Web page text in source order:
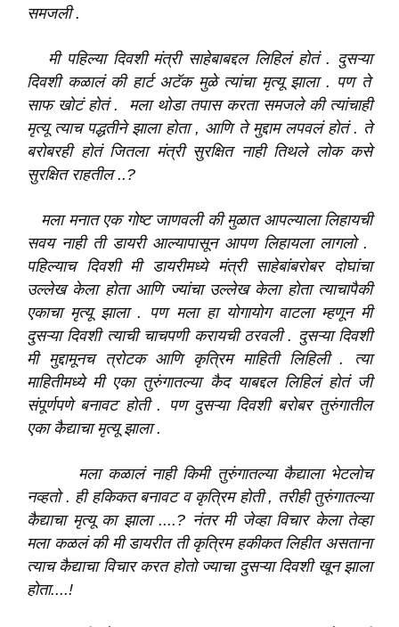
समजली.
मी पहिल्या दिवशी मंत्री साहेबाबद्दल लिहिलं होतं . दुसऱ्या
दिवशी कळालं की हार्ट अटॅक मुळे त्यांचा मृत्यू झाला . पण ते
साफ खोटं होतं . मला थोडा तपास करता समजले की त्यांचाही
मृत्यू त्याच पद्धतीने झाला होता , आणि ते मुद्दाम लपवलं होतं . ते
बरोबरही होतं जितला मंत्री सुरक्षित नाही तिथले लोक कसे
सुरक्षित राहतील ..?
मला मनात एक गोष्ट जाणवली की मुळात आपल्याला लिहायची
सवय नाही ती डायरी आल्यापासून आपण लिहायला लागलो .
पहिल्याच दिवशी मी डायरीमध्येमंत्री साहेबांबरोबर दोघांचा
उल्लेख केला होता आणि ज्यांचाउल्लेख केला होता त्याचापैकी
एकाचा मृत्यूझाला . पण मला हा योगायोग वाटला म्हणून मी
दुसऱ्यादिवशी त्याचीचाचपणी करायची ठरवली . दुसऱ्यादिवशी
मी मुद्दामूनच त्रोटक आणि कृत्रिम माहिती लिहिली. त्या
माहितीमध्ये मी एका तुरुंगातल्या कैद याबद्दल लिहिलं होतं जी
संपूर्णपणे बनावट होती .
पण दुसऱ्या दिवशी बरोबर तुरुंगातील
एका कैद्याचा मृत्यू झाला .
मला कळालं नाही किमी तुरुंगातल्या कैद्याला भेटलोच
नव्हतो . ही हकिकत बनावट व कृत्रिम होती , तरीही तुरुंगातल्या
कैद्याचा मृत्यू का झाला ....? नंतर मी जेव्हा विचार केला तेव्हा
मला कळलं की मी डायरीत ती कृत्रिम हकीकत लिहीत असताना
त्याच कैद्याचा विचार करत होतो ज्याचा दुसऱ्या दिवशी खून झाला
होता....!